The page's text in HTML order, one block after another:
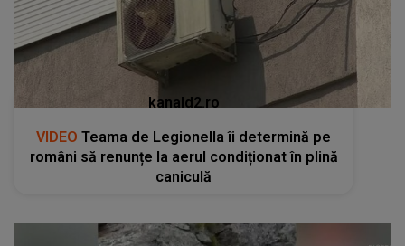
kanald2.ro
VIDEO Teama de Legionella îi determină pe
români să renunțe la aerul condiționat în plină
caniculă